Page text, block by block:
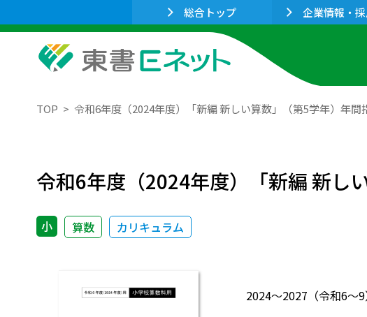
総合トップ 企業情報・
TOP 令和6年度（2024年度）「新編 新しい算数」（第5学年）年間
令和6年度（2024年度）「新編 新し
小 算数 カリキュラム
2024～2027（令和6～